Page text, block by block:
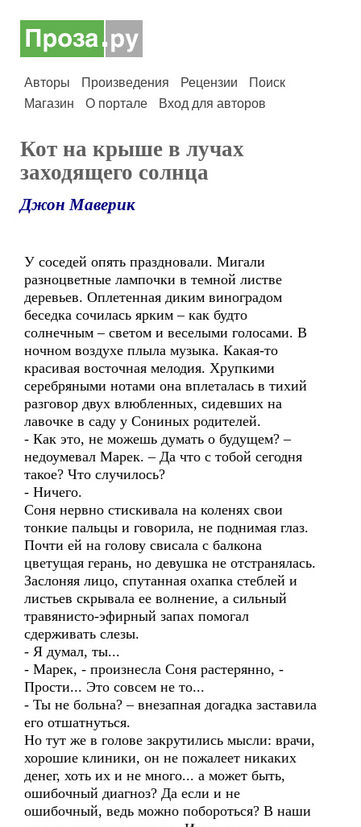
Авторы Произведения Рецензии
Поиск
Магазин
О портале Вход для авторов
Кот на крыше в лучах
заходящего солнца
Джон Маверик
У соседей опять праздновали. Мигали
разноцветные лампочки в темной листве
деревьев. Оплетенная диким виноградом
беседка сочилась ярким – как будто
солнечным – светом и веселыми голосами. В
ночном воздухе плыла музыка. Какая-то
красивая восточная мелодия. Хрупкими
серебряными нотами она вплеталась в тихий
разговор двух влюбленных, сидевших на
лавочке в саду у Сониных родителей.
- Как это, не можешь думать о будущем? –
недоумевал Марек. – Да что с тобой сегодня
такое? Что случилось?
- Ничего.
Соня нервно стискивала на коленях свои
тонкие пальцы и говорила, не поднимая глаз.
Почти ей на голову свисала с балкона
цветущая герань, но девушка не отстранялась.
Заслоняя лицо, спутанная охапка стеблей и
листьев скрывала ее волнение, а сильный
травянисто-эфирный запах помогал
сдерживать слезы.
- Я думал, ты...
- Марек, - произнесла Соня растерянно, -
Прости... Это совсем не то...
- Ты не больна? – внезапная догадка заставила
его отшатнуться.
Но тут же в голове закрутились мысли: врачи,
хорошие клиники, он не пожалеет никаких
денег, хоть их и не много... а может быть,
ошибочный диагноз? Да если и не
ошибочный, ведь можно побороться? В наши